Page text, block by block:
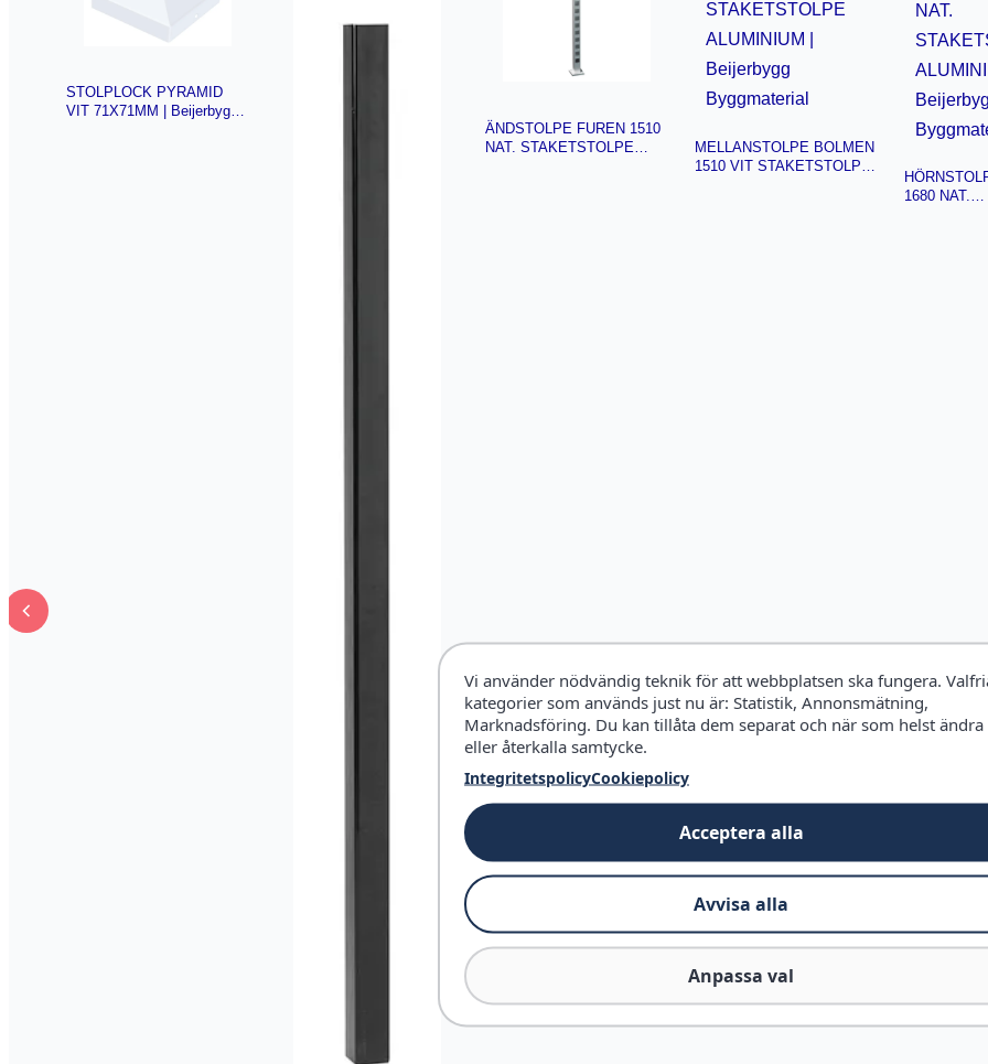
Vi använder nödvändig teknik för att webbplatsen ska fungera.
kategorier som används just nu är: Statistik, Annonsmätning,
Marknadsföring. Du kan tillåta dem separat och när som helst ändra
eller återkalla samtycke.
IntegritetspolicyCookiepolicy
Acceptera alla
Avvisa alla
Anpassa val
STOLPLOCK PYRAMID
VIT 71X71MM | Beijerbygg
ÄNDSTOLPE FUREN 1510
NAT. STAKETSTOLPE
MELLANSTOLPE BOLMEN
1510 VIT STAKETSTOLPE
1680 NAT.